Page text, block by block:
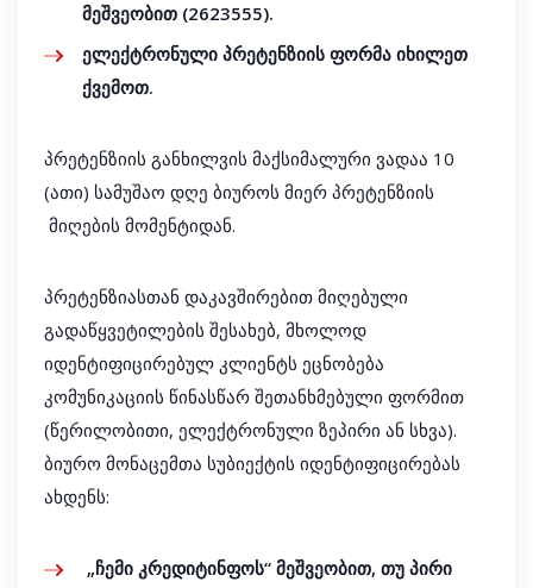
მეშვეობით (2623555).
ელექტრონული პრეტენზიის ფორმა იხილეთ
ქვემოთ.
პრეტენზიის განხილვის მაქსიმალური ვადაა 10
(ათი) სამუშაო დღე ბიუროს მიერ პრეტენზიის
მიღების მომენტიდან.
პრეტენზიასთან დაკავშირებით მიღებული
გადაწყვეტილების შესახებ, მხოლოდ
იდენტიფიცირებულ კლიენტს ეცნობება
კომუნიკაციის წინასწარ შეთანხმებული ფორმით
(წერილობითი, ელექტრონული ზეპირი ან სხვა).
ბიურო მონაცემთა სუბიექტის იდენტიფიცირებას
ახდენს:
„ჩემი კრედიტინფოს“ მეშვეობით, თუ პირი